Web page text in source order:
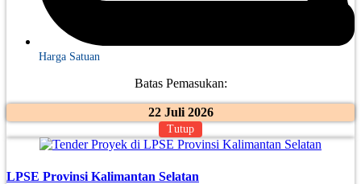
Harga Satuan
Batas Pemasukan:
22 Juli 2026
Tutup
LPSE Provinsi Kalimantan Selatan